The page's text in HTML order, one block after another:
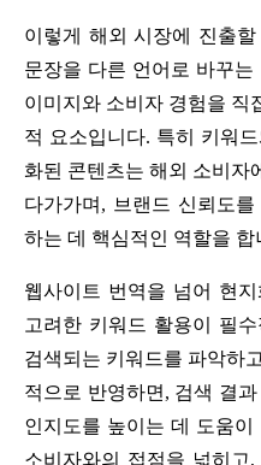
이렇게 해외 시장에 진출할
문장을 다른 언어로 바꾸
이미지와 소비자 경험을 직
적 요소입니다. 특히 키워
화된 콘텐츠는 해외 소비자
다가가며, 브랜드 신뢰도
하는 데 핵심적인 역할을 합
웹사이트 번역을 넘어 현
고려한 키워드 활용이 필
검색되는 키워드를 파악하
적으로 반영하면, 검색 결
인지도를 높이는 데 도움이
소비자와의 접점을 넓히고